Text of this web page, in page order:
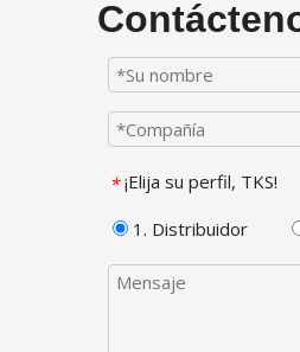
* ¡Elija su perfil, TKS!
1. Distribuidor